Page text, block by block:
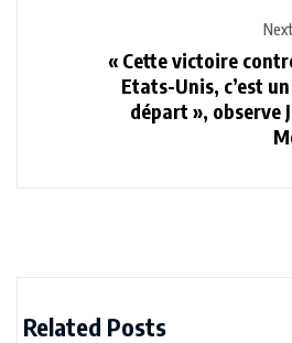
« Cette victoire
Etats-Unis, c’est
départ », observe
Related Posts